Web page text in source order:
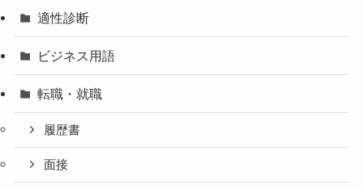
適性診断
ビジネス用語
転職・就職
履歴書
面接